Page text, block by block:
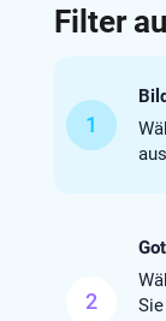
Filter
1
2